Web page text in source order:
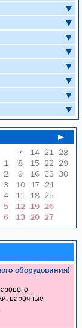
▼
▼
▼
▼
▼
▼
▼
▼
►
7 14 21
28
1
8 15 22 29
2
9 16 23 30
3
10 17
24
4
11 18 25
5
12 19 26
6
13 20 27
оборудования!
варочные